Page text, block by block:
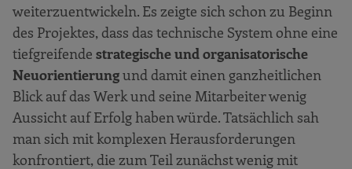
weiterzuentwickeln. Es zeigte sich schon zu Beginn
des Projektes, dass das technische System ohne eine
tiefgreifende strategische und organisatorische
Neuorientierungund damit einen ganzheitlichen
Blick auf das Werk und seine Mitarbeiter wenig
Aussicht auf Erfolg haben würde. Tatsächlich sah
man sich mit komplexen Herausforderungen
konfrontiert, die zum Teil zunächst wenig mit